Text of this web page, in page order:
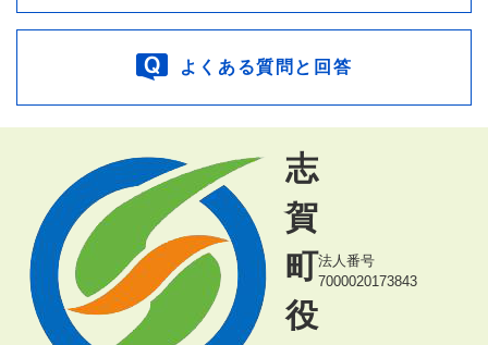
よくある質問と回答
志
賀
町
役
法人番号
7000020173843